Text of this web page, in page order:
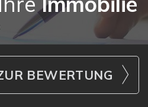
BEWERTUNG